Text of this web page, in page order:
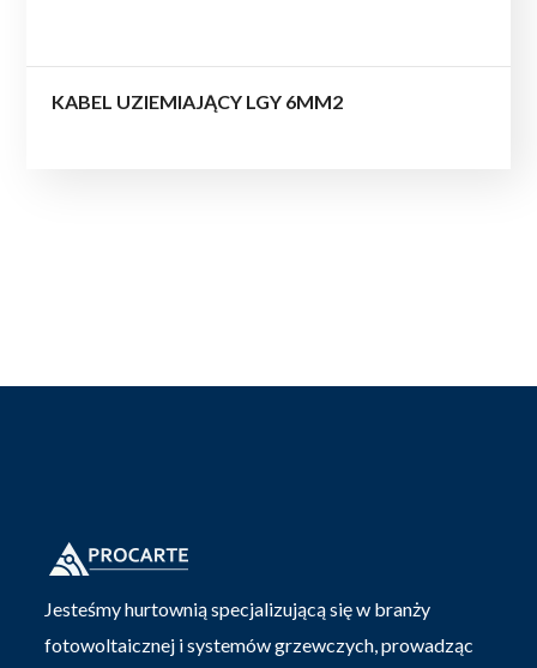
KABEL UZIEMIAJĄCY LGY 6MM2
Jesteśmy hurtownią specjalizującą się w branży
fotowoltaicznej i systemów grzewczych, prowadząc